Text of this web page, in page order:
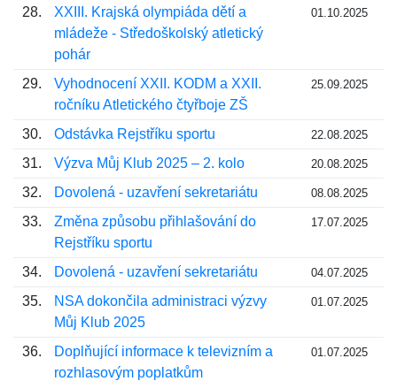
28.
XXIII. Krajská olympiáda dětí a
mládeže - Středoškolský atletický
pohár
01.10.2025
29.
Vyhodnocení XXII. KODM a XXII.
ročníku Atletického čtyřboje ZŠ
25.09.2025
30. Odstávka Rejstříku sportu 22.08.2025
31. Výzva Můj Klub 2025 – 2. kolo 20.08.2025
32. Dovolená - uzavření sekretariátu 08.08.2025
33.
Změna způsobu přihlašování do
Rejstříku sportu
17.07.2025
34. Dovolená - uzavření sekretariátu 04.07.2025
35.
NSA dokončila administraci výzvy
Můj Klub 2025
01.07.2025
36.
Doplňující informace k televizním a
rozhlasovým poplatkům
01.07.2025